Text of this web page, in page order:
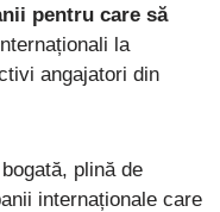
pentru care să
la
angajatori din
plină de
internaționale care